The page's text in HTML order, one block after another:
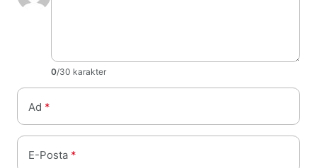
0/30 karakter
Ad *
E-Posta *